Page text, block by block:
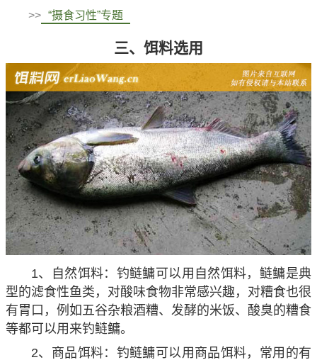
>> “摄食习性”专题
三、饵料选用
1、自然饵料：钓鲢鳙可以用自然饵料，鲢鳙是典
型的滤食性鱼类，对酸味食物非常感兴趣，对糟食也很
有胃口，例如五谷杂粮酒糟、发酵的米饭、酸臭的糟食
等都可以用来钓鲢鳙。
2、商品饵料：钓鲢鳙可以用商品饵料，常用的有